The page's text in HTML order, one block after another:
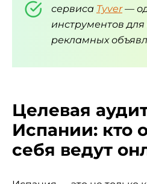
сервиса Tyver—
инструментов
рекламных
Целевая
Испании: кто
себя ведут